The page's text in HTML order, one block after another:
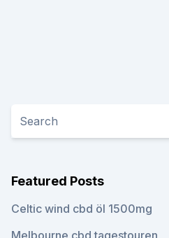
Featured Posts
Celtic wind cbd öl 1500mg
Melbourne cbd tagestouren